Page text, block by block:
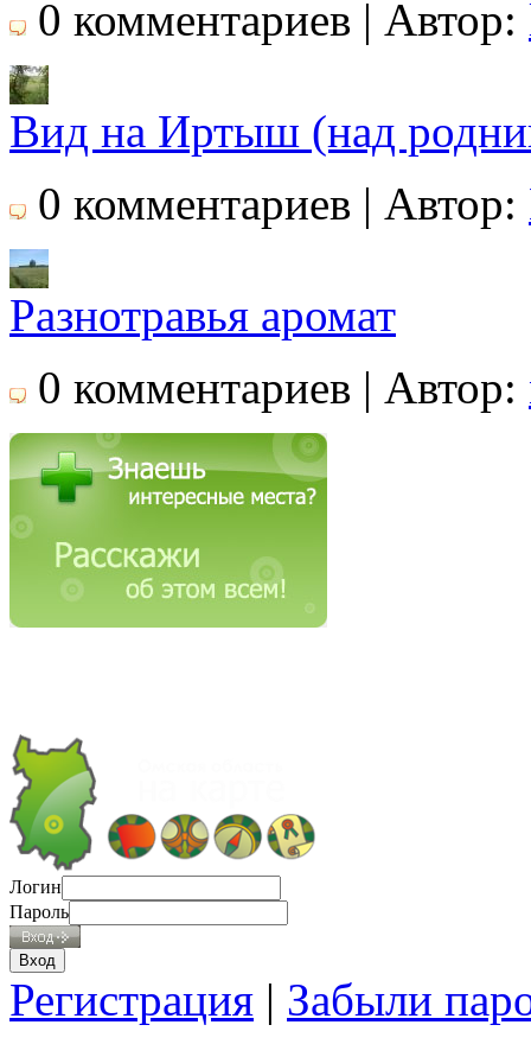
0 комментариев | Автор:
Вид на Иртыш (над
0 комментариев | Автор:
Разнотравья аромат
0 комментариев | Автор:
Логин
Пароль
Регистрация | Забыли